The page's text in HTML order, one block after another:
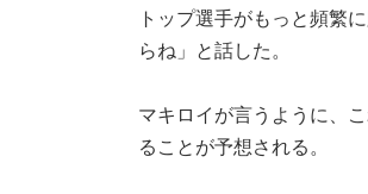
トップ選手がもっと頻繁
らね」と話した。
マキロイが言うように、
ることが予想される。